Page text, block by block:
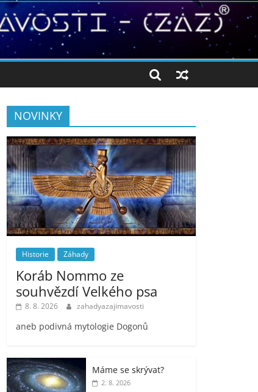
NOVINKY
Historie Záhady
Koráb Nommo ze
souhvězdí Velkého psa
8. 8. 2026 zahadyazajimavosti
aneb podivná mytologie Dogonů
Máme se skrývat?
2. 8. 2026